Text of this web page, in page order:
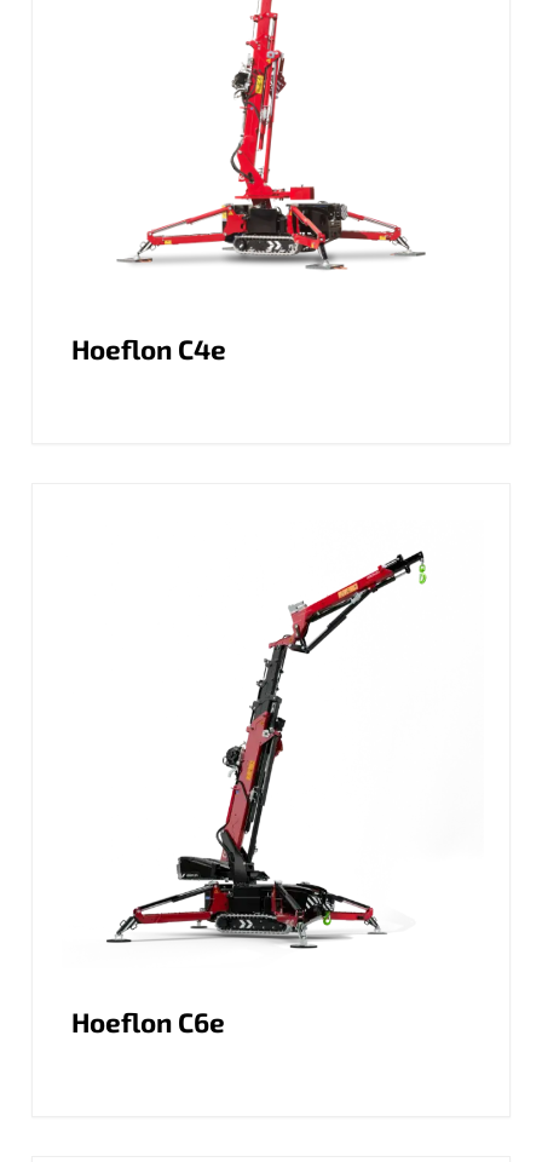
Hoeflon C4e
Hoeflon C6e